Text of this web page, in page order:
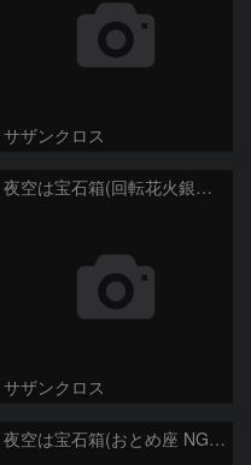
サザンクロス
夜空は宝石箱(回転花火銀河 M101) Seestar50
サザンクロス
夜空は宝石箱(おとめ座 NGC5746) Seestar50